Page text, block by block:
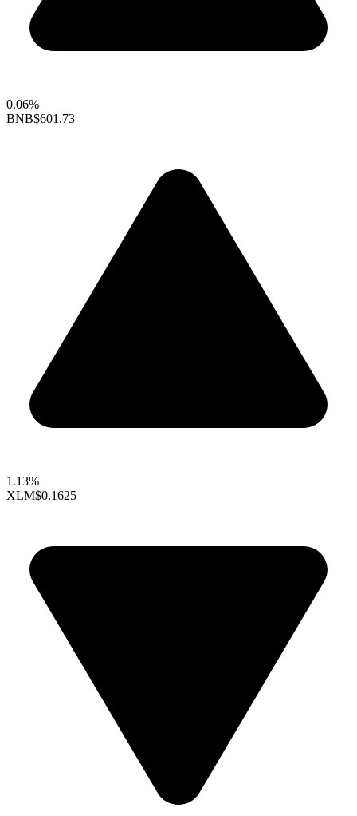
0.06%
BNB$601.73
1.13%
XLM$0.1625